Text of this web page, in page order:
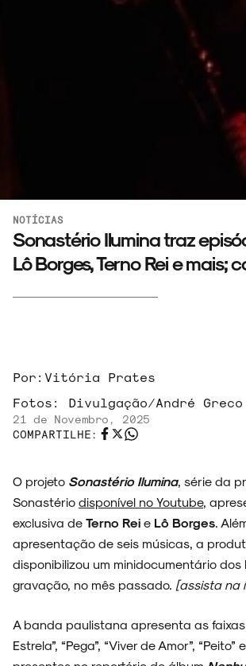
NOTÍCIAS
Sonastério Ilumina traz
Lô Borges, Terno Rei e mais;
Por: Vitória Prates
Fotos: Divulgação/André Greco
21 de Novembro, 2025
COMPARTILHE:
O projeto Sonastério Ilumina, série da
Sonastério disponível no Youtube,
exclusiva de Terno Rei e Lô Borges .
apresentação de seis músicas, a
disponibilizou um minidocumentário
gravação, no mês passado. [assista na
A banda paulistana apresenta as faixas
Estrela”, “Pega”, “Viver de Amor”, “Peito”